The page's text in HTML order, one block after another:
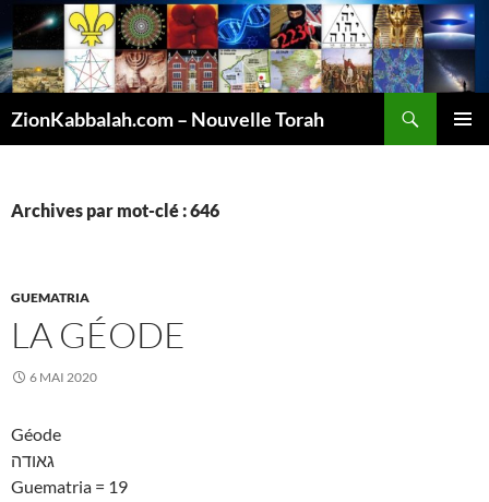
ZionKabbalah.com – Nouvelle Torah
Archives par mot-clé : 646
GUEMATRIA
LA GÉODE
6 MAI 2020
Géode
גאודה
Guematria = 19